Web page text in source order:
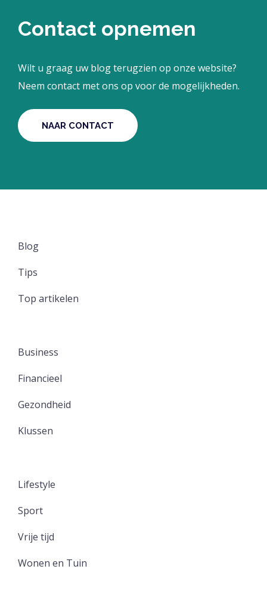
Blog
Tips
Top artikelen
Business
Financieel
Gezondheid
Klussen
Lifestyle
Sport
Vrije tijd
Wonen en Tuin
Contact opnemen
Wilt u graag uw blog terugzien op onze website?
Neem contact met ons op voor de mogelijkheden.
NAAR CONTACT